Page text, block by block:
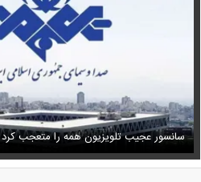
فیلم/ پزشکیان: اگر ارز ترجیحی را حذف
پیش می‌آمد
سانسور عجیب تلویزیون همه را متعجب کرد